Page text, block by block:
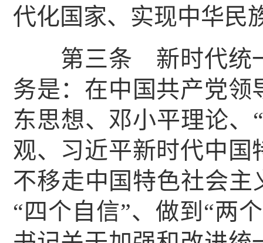
代化国家、实现中华民
第三条 新时代统一
务是：在中国共产党
东思想、邓小平理论、
观、习近平新时代中国
不移走中国特色社会主
“四个自信”、做到“两